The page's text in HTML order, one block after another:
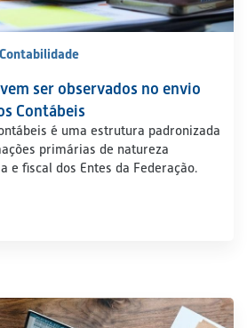
ser observados no envio
Contábeis
é uma estrutura padronizada
primárias de natureza
e fiscal dos Entes da Federação.